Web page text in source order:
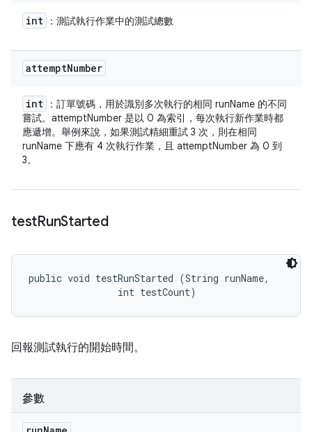
int ：測試執行作業中的測試總數
attemptNumber
int
：訂單號碼，用於識別多次執行的相同 runName 的不同
嘗試。attemptNumber 是以 0 為索引，每次執行新作業時都
應遞增。舉例來說，如果測試精細重試 3 次，則在相同
runName 下應有 4 次執行作業，且 attemptNumber 為 0 到
3。
testRunStarted
public void testRunStarted (String runName,
                int testCount)
回報測試執行的開始時間。
參數